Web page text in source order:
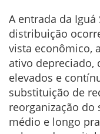
A entrada da
distribuição
vista econômico,
ativo depreciado,
elevados e
substituição de
reorganização do
médio e longo